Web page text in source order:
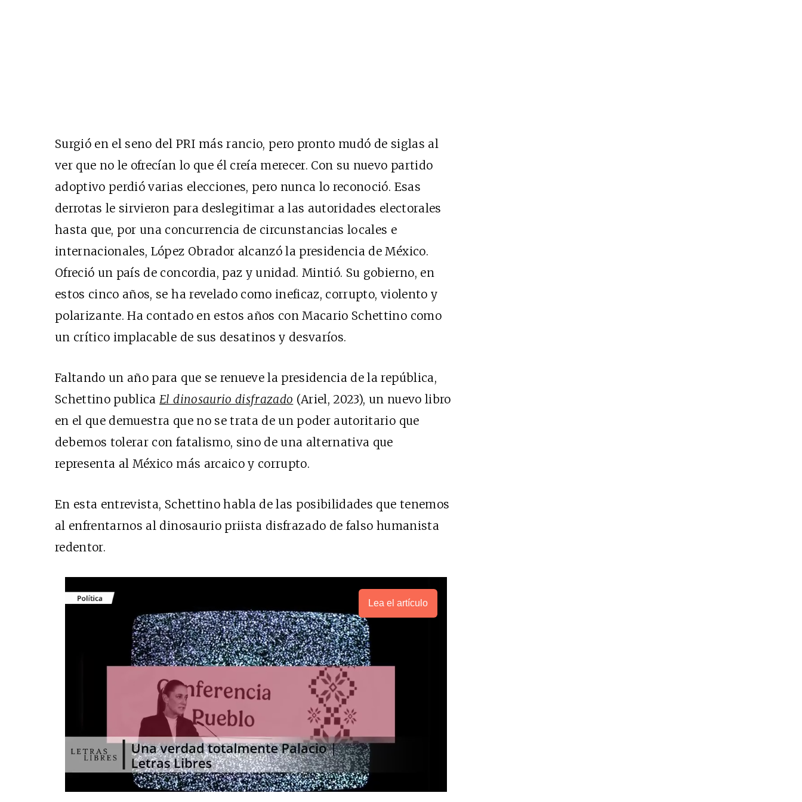
Surgió en el seno del PRI más rancio, pero pronto mudó de siglas al
ver que no le ofrecían lo que él creía merecer. Con su nuevo partido
adoptivo perdió varias elecciones, pero nunca lo reconoció. Esas
derrotas le sirvieron para deslegitimar a las autoridades electorales
hasta que, por una concurrencia de circunstancias locales e
internacionales, López Obrador alcanzó la presidencia de México.
Ofreció un país de concordia, paz y unidad. Mintió. Su gobierno, en
estos cinco años, se ha revelado como ineficaz, corrupto, violento y
polarizante. Ha contado en estos años con Macario Schettino como
un crítico implacable de sus desatinos y desvaríos.
Faltando un año para que se renueve la presidencia de la república,
Schettino publicaEl dinosaurio disfrazado (Ariel, 2023), un nuevo libro
en el que demuestra que no se trata de un poder autoritario que
debemos tolerar con fatalismo, sino de una alternativa que
representa al México más arcaico y corrupto.
En esta entrevista, Schettino habla de las posibilidades que tenemos
al enfrentarnos al dinosaurio priista disfrazado de falso humanista
redentor.
Lea el artículo